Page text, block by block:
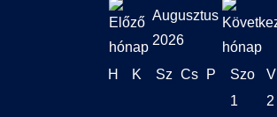
Augusztus
2026
H K Sz Cs P Szo
V
1
2